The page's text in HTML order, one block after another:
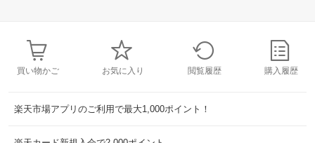
買い物かご お気に入り 閲覧履歴 購入履歴
楽天市場アプリのご利用で最大1,000ポイント！